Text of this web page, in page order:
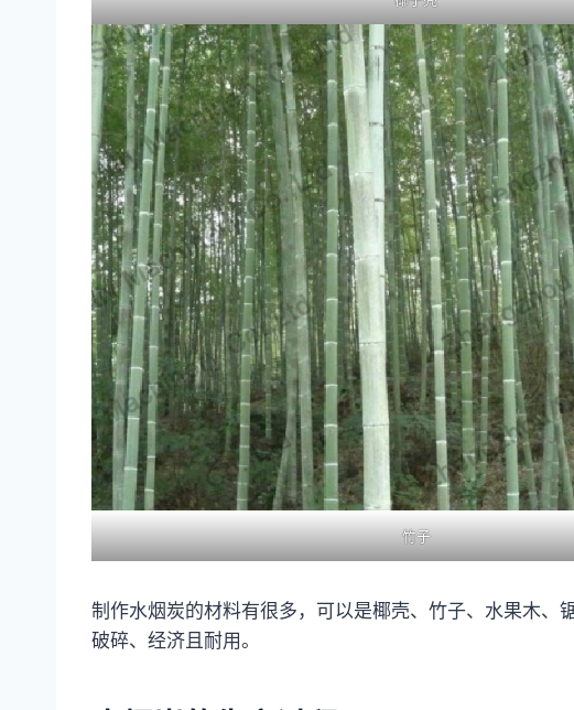
竹子
制作水烟炭的材料有很多，可以是椰壳、竹子、水果木
破碎、经济且耐用。